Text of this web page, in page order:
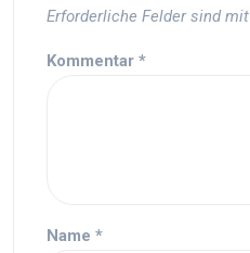
Erforderliche Felder sind mit
Kommentar *
Name *